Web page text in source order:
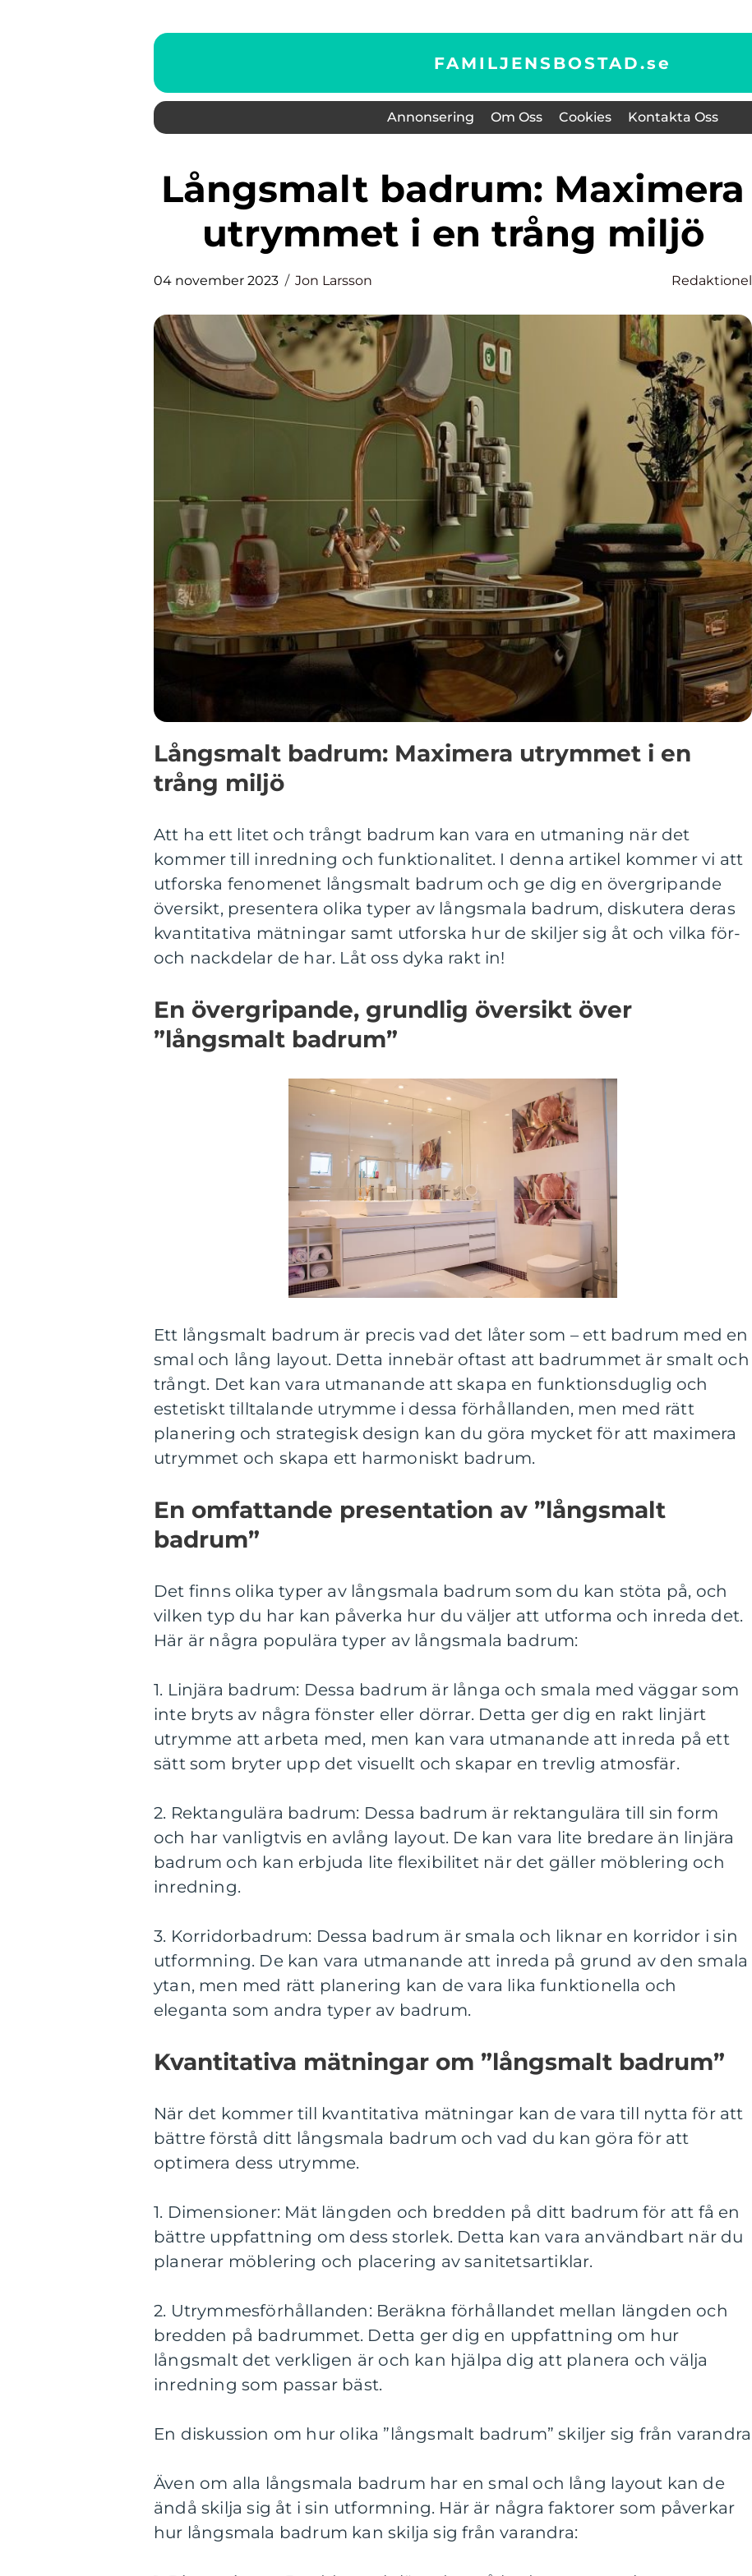
FAMILJENSBOSTAD.se
Annonsering Om Oss Cookies Kontakta Oss
Långsmalt badrum: Maximera
utrymmet i en trång miljö
04 november 2023 Jon Larsson Redaktionel
Långsmalt badrum: Maximera utrymmet i en
trång miljö
Att ha ett litet och trångt badrum kan vara en utmaning när det
kommer till inredning och funktionalitet. I denna artikel kommer vi att
utforska fenomenet långsmalt badrum och ge dig en övergripande
översikt, presentera olika typer av långsmala badrum, diskutera deras
kvantitativa mätningar samt utforska hur de skiljer sig åt och vilka för-
och nackdelar de har. Låt oss dyka rakt in!
En övergripande, grundlig översikt över
”långsmalt badrum”
Ett långsmalt badrum är precis vad det låter som – ett badrum med en
smal och lång layout. Detta innebär oftast att badrummet är smalt och
trångt. Det kan vara utmanande att skapa en funktionsduglig och
estetiskt tilltalande utrymme i dessa förhållanden, men med rätt
planering och strategisk design kan du göra mycket för att maximera
utrymmet och skapa ett harmoniskt badrum.
En omfattande presentation av ”långsmalt
badrum”
Det finns olika typer av långsmala badrum som du kan stöta på, och
vilken typ du har kan påverka hur du väljer att utforma och inreda det.
Här är några populära typer av långsmala badrum:
1. Linjära badrum: Dessa badrum är långa och smala med väggar som
inte bryts av några fönster eller dörrar. Detta ger dig en rakt linjärt
utrymme att arbeta med, men kan vara utmanande att inreda på ett
sätt som bryter upp det visuellt och skapar en trevlig atmosfär.
2. Rektangulära badrum: Dessa badrum är rektangulära till sin form
och har vanligtvis en avlång layout. De kan vara lite bredare än linjära
badrum och kan erbjuda lite flexibilitet när det gäller möblering och
inredning.
3. Korridorbadrum: Dessa badrum är smala och liknar en korridor i sin
utformning. De kan vara utmanande att inreda på grund av den smala
ytan, men med rätt planering kan de vara lika funktionella och
eleganta som andra typer av badrum.
Kvantitativa mätningar om ”långsmalt badrum”
När det kommer till kvantitativa mätningar kan de vara till nytta för att
bättre förstå ditt långsmala badrum och vad du kan göra för att
optimera dess utrymme.
1. Dimensioner: Mät längden och bredden på ditt badrum för att få en
bättre uppfattning om dess storlek. Detta kan vara användbart när du
planerar möblering och placering av sanitetsartiklar.
2. Utrymmesförhållanden: Beräkna förhållandet mellan längden och
bredden på badrummet. Detta ger dig en uppfattning om hur
långsmalt det verkligen är och kan hjälpa dig att planera och välja
inredning som passar bäst.
En diskussion om hur olika ”långsmalt badrum” skiljer sig från varandra
Även om alla långsmala badrum har en smal och lång layout kan de
ändå skilja sig åt i sin utformning. Här är några faktorer som påverkar
hur långsmala badrum kan skilja sig från varandra: